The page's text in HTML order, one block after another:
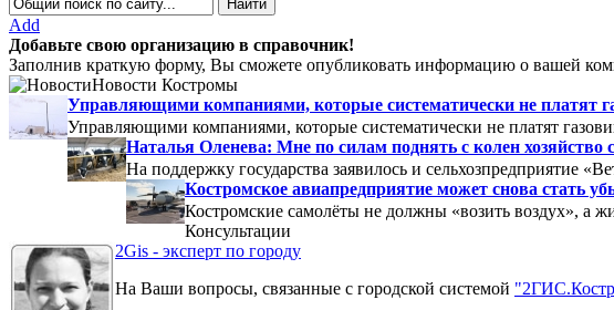
Add
Добавьте свою организацию в справочник!
Заполнив краткую форму, Вы сможете опубликовать информацию о вашей
Новости Костромы
Управляющими компаниями, которые систематически не платят
Управляющими компаниями, которые систематически не платят
Наталья Оленева: Мне по силам поднять с колен
На поддержку государства заявилось и сельхозпредприятие
Костромское авиапредприятие может снова стать
Костромские самолёты не должны «возить воздух», а
Консультации
2Gis - эксперт по городу
На Ваши вопросы, связанные с городской системой